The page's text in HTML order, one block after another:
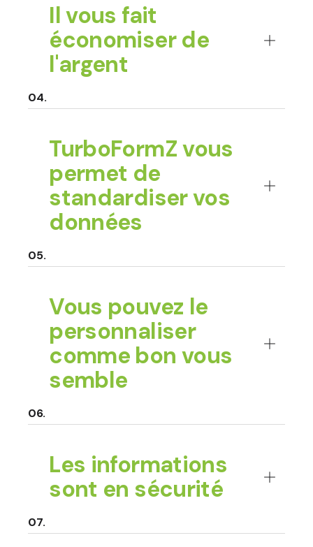
Il vous fait
économiser de
l'argent
TurboFormZ vous
permet de
standardiser vos
données
Vous pouvez le
personnaliser
comme bon vous
semble
Les informations
sont en sécurité